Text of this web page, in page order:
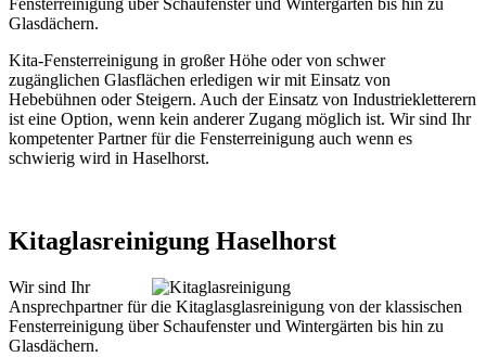
Glasdächern.
Kita-Fensterreinigung in großer Höhe oder von schwer
zugänglichen Glasflächen erledigen wir mit Einsatz von
Hebebühnen oder Steigern. Auch der Einsatz von Industriekletterern
ist eine Option, wenn kein anderer Zugang möglich ist. Wir sind Ihr
kompetenter Partner für die Fensterreinigung auch wenn es
schwierig wird in Haselhorst.
Kitaglasreinigung Haselhorst
Wir sind Ihr
Ansprechpartner für die Kitaglasglasreinigung von der klassischen
Fensterreinigung über Schaufenster und Wintergärten bis hin zu
Glasdächern.